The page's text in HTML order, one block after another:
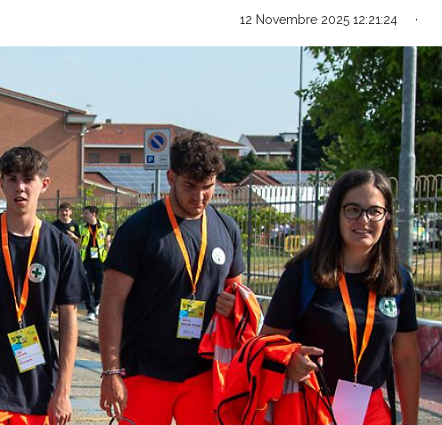
12 Novembre 2025 12:21:24